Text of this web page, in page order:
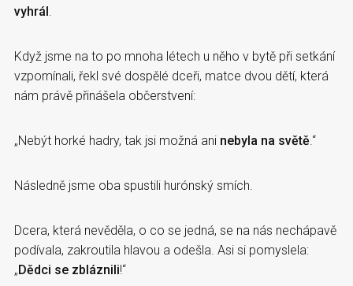
vyhrál
Když jsme na to po mnoha létech u něho v bytě při setkání
vzpomínali, řekl své dospělé dceři, matce dvou dětí, která
nám právě přinášela občerstvení:
„Nebýt horké hadry, tak jsi možná ani nebyla na světě .“
Následně jsme oba spustili hurónský smích.
Dcera, která nevěděla, o co se jedná, se na nás nechápavě
podívala, zakroutila hlavou a odešla. Asi si pomyslela:
„Dědci se zbláznili!“